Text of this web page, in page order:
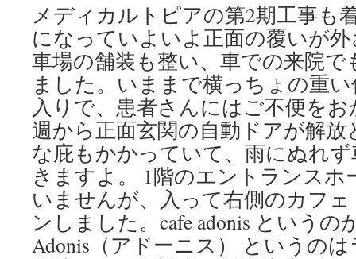
メディカルトピアの第2期工事も
になっていよいよ正面の覆いが
車場の舗装も整い、車での来院
ました。いままで横っちょの重
入りで、患者さんにはご不便を
週から正面玄関の自動ドアが解
な庇もかかっていて、雨にぬれ
きますよ。 1階のエントランス
いませんが、入って右側のカフ
ンしました。cafe adonis という
Adonis（アドーニス） というの